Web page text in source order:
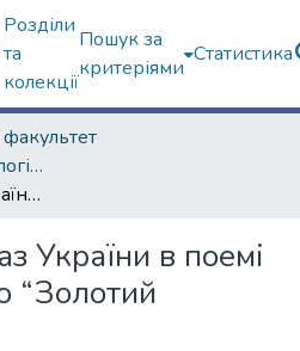
Розділи
та
колекції
Пошук за
критеріями
Статистика
Наукові роботи. Філологічний факультет
Словесний образ України в поемі Івана Багряного “Золотий бумеранґ”
України в поемі
“Золотий